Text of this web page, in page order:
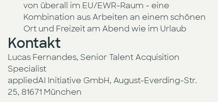
von überall im EU/EWR-Raum - eine
Kombination aus Arbeiten an einem schönen
Ort und Freizeit am Abend wie im Urlaub
Kontakt
Lucas Fernandes, Senior Talent Acquisition
Specialist
appliedAI Initiative GmbH, August-Everding-Str.
25, 81671 München